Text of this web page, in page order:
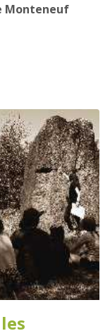
Monteneuf